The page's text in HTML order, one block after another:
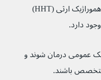
هیچ درمان قطعی برای تلانژکتازی هموراژیک ارثی (HHT)
توسط پزشک عمومی درمان شوند و
باشند.